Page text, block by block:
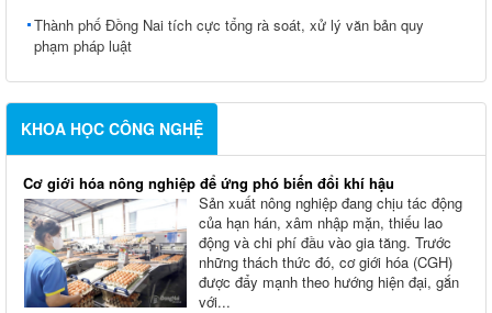
Thành phố Đồng Nai tích cực tổng rà soát, xử lý văn bản quy
phạm pháp luật
KHOA HỌC CÔNG NGHỆ
Cơ giới hóa nông nghiệp để ứng phó biến đổi khí hậu
Sản xuất nông nghiệp đang chịu tác động
của hạn hán, xâm nhập mặn, thiếu lao
động và chi phí đầu vào gia tăng. Trước
những thách thức đó, cơ giới hóa (CGH)
được đẩy mạnh theo hướng hiện đại, gắn
với...